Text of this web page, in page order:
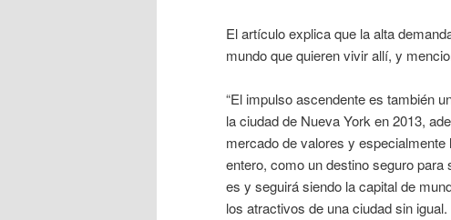
El artículo explica que la alta
mundo que quieren vivir allí, y
“El impulso ascendente es también
la ciudad de Nueva York en 2013,
mercado de valores y
entero, como un destino seguro
es y seguirá siendo la capital de
los atractivos de una ciudad sin